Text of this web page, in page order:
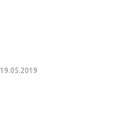
19.05.2019